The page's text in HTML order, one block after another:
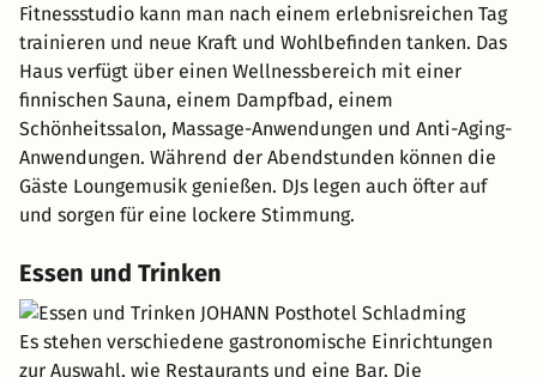
Fitnessstudio kann man nach einem erlebnisreichen Tag
trainieren und neue Kraft und Wohlbefinden tanken. Das
Haus verfügt über einen Wellnessbereich mit einer
finnischen Sauna, einem Dampfbad, einem
Schönheitssalon, Massage-Anwendungen und Anti-Aging-
Anwendungen. Während der Abendstunden können die
Gäste Loungemusik genießen. DJs legen auch öfter auf
und sorgen für eine lockere Stimmung.
Essen und Trinken
Es stehen verschiedene gastronomische Einrichtungen
zur Auswahl, wie Restaurants und eine Bar. Die